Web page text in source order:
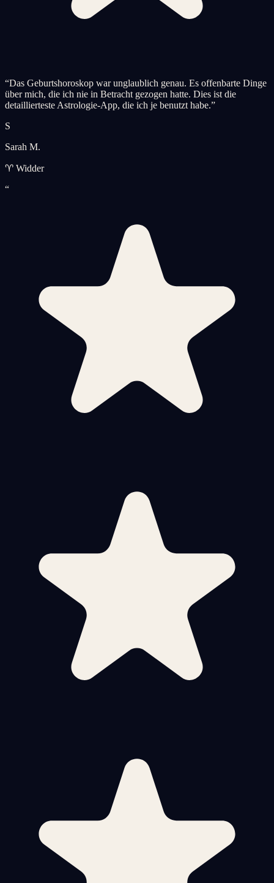
“Das Geburtshoroskop war unglaublich genau. Es offenbarte Dinge
über mich, die ich nie in Betracht gezogen hatte. Dies ist die
detaillierteste Astrologie-App, die ich je benutzt habe.”
S
Sarah M.
♈ Widder
“